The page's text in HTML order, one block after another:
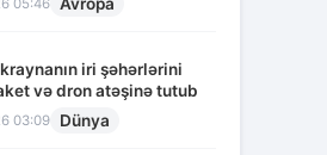
05:46 Avropa
iri şəhərlərini
və dron atəşinə tutub
03:09 Dünya